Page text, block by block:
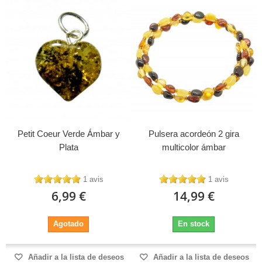
Petit Coeur Verde Ámbar y
Plata
1 avis
6,99 €
Agotado
Añadir a la lista de deseos
Pulsera acordeón 2 gira
multicolor ámbar
1 avis
14,99 €
En stock
Añadir a la lista de deseos